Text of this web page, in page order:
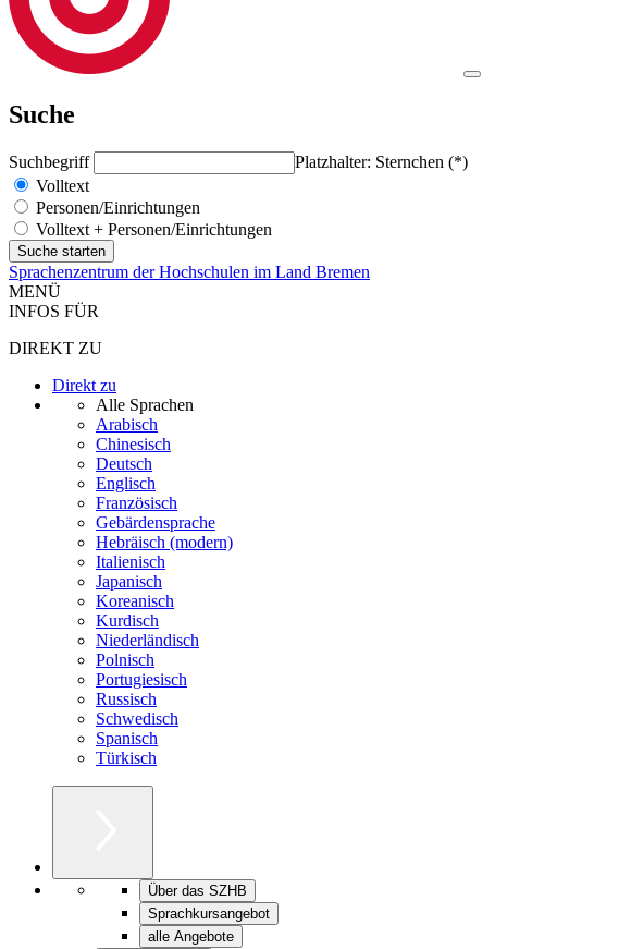
Suche
Suchbegriff
Platzhalter: Sternchen (*)
Volltext
Personen/Einrichtungen
Volltext + Personen/Einrichtungen
Sprachenzentrum der Hochschulen im Land Bremen
MENÜ
INFOS FÜR
DIREKT ZU
Direkt zu
Alle Sprachen
Arabisch
Chinesisch
Deutsch
Englisch
Französisch
Gebärdensprache
Hebräisch (modern)
Italienisch
Japanisch
Koreanisch
Kurdisch
Niederländisch
Polnisch
Portugiesisch
Russisch
Schwedisch
Spanisch
Türkisch
Über das SZHB
Sprachkursangebot
alle Angebote